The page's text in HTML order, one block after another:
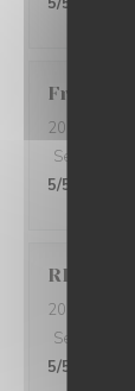
Francois
2026-08-05
Servizio
5/5
RD
2026-08-05
Servizio
5/5